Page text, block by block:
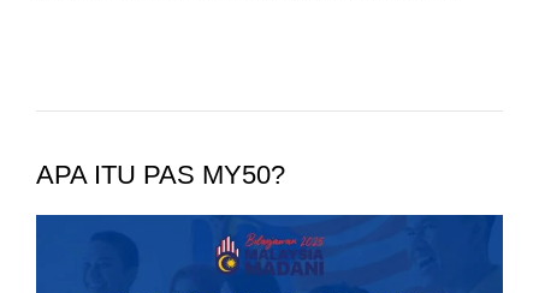
APA ITU PAS MY50?